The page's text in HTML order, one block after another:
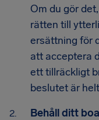
Om du gör
rätten till
ersättning för
att acceptera
ett tillräckligt
beslutet är
Behåll ditt